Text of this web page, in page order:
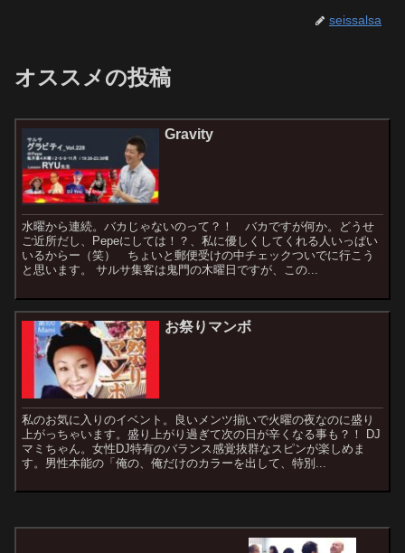
seissalsa
オススメの投稿
Gravity
水曜から連続。バカじゃないのって？！ バカですが何か。どうせ
ご近所だし、Pepeにしては！？、私に優しくしてくれる人いっぱい
いるからー（笑） ちょいと郵便受けの中チェックついでに行こう
と思います。 サルサ集客は鬼門の木曜日ですが、この...
お祭りマンボ
私のお気に入りのイベント。良いメンツ揃いで火曜の夜なのに盛り
上がっちゃいます。盛り上がり過ぎて次の日が辛くなる事も？！ DJ
マミちゃん。女性DJ特有のバランス感覚抜群なスピンが楽しめま
す。男性本能の「俺の、俺だけのカラーを出して、特別...